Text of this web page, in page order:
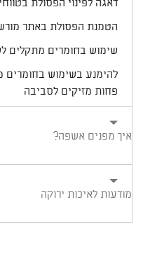
הטמנת הפסולת באתר
שימוש בחומרים מתקלים
להימנע בשימוש בחומרים
פחות מזיקים לסביבה
איך מפנים אשפה?
מודעות לאיכות ירוקה